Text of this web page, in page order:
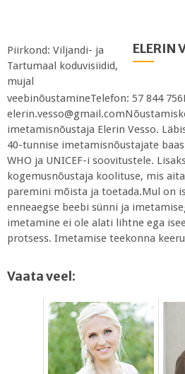
ELERIN
Piirkond: Viljandi- ja
Tartumaal koduvisiidid,
mujal
veebinõustamineTelefon: 57 844
imetamisnõustaja Elerin Vesso.
40-tunnise imetamisnõustajate
WHO ja UNICEF-i soovitustele.
kogemusnõustaja koolituse, mis
paremini mõista ja toetada.Mul on
enneaegse beebi sünni ja
imetamine ei ole alati lihtne ega
protsess. Imetamise teekonna
Vaata veel: